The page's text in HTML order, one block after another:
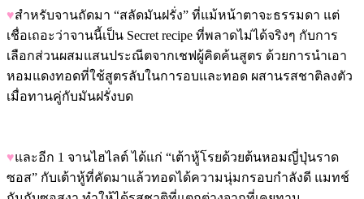
♥สำหรับจานถัดมา “สลัดมันฝรั่ง” ที่แม้หน้าตาจะธรรมดา แต่
เชื่อเถอะว่าจานนี้เป็น Secret recipe ที่พลาดไม่ได้จริงๆ กับการ
เลือกส่วนผสมแสนประณีตจากเชฟผู้คิดค้นสูตร ด้วยการนำเอา
หอมแดงทอดที่ใช้สูตรลับในการอบและทอด ผสานรสชาติลงตัว
เมื่อทานคู่กับมันฝรั่งบด
♥และอีก 1 จานไฮไลต์ ได้แก่ “เต้าหู้โรยด้วยต้นหอมญี่ปุ่นราด
ซอส” กับเต้าหู้ที่คัดมาแล้วทอดได้ความนุ่มกรอบกำลังดี แมทช์